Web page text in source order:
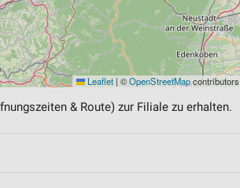
Leaflet | ©OpenStreetMapcontributors
& Route) zur Filiale zu erhalten.